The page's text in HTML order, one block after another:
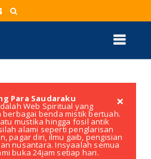
×
Para Saudaraku
Web Spiritual yang
benda mistik bertuah.
mustika hingga fosil antik
alami seperti penglarisan
pagar diri, ilmu gaib, pengisian
nusantara. Insyaalah semua
buka 24jam setiap hari.